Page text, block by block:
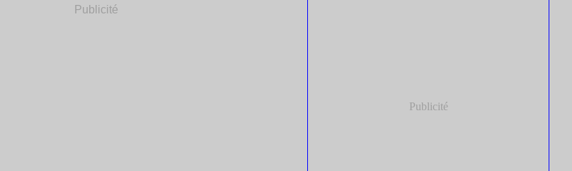
Publicité
Publicité